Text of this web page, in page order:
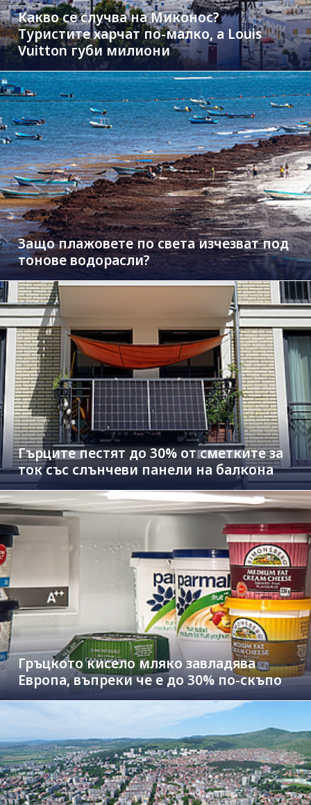
Какво се случва на Миконос?
Туристите харчат по-малко, а Louis
Vuitton губи милиони
Защо плажовете по света изчезват под
тонове водорасли?
Гърците пестят до 30% от сметките за
ток със слънчеви панели на балкона
Гръцкото кисело мляко завладява
Европа, въпреки че е до 30% по-скъпо